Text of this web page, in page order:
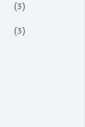
(3)
(3)